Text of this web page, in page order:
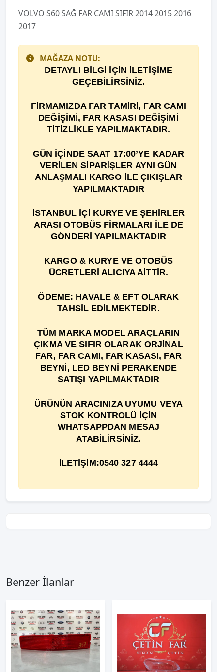
VOLVO S60 SAĞ FAR CAMI SIFIR 2014 2015 2016
2017
MAĞAZA NOTU:
DETAYLI BİLGİ İÇİN İLETİŞİME
GEÇEBİLİRSİNİZ.
FİRMAMIZDA FAR TAMİRİ, FAR CAMI
DEĞİŞİMİ, FAR KASASI DEĞİŞİMİ
TİTİZLİKLE YAPILMAKTADIR.
GÜN İÇİNDE SAAT 17:00’YE KADAR
VERİLEN SİPARİŞLER AYNI GÜN
ANLAŞMALI KARGO İLE ÇIKIŞLAR
YAPILMAKTADIR
İSTANBUL İÇİ KURYE VE ŞEHİRLER
ARASI OTOBÜS FİRMALARI İLE DE
GÖNDERİ YAPILMAKTADIR
KARGO & KURYE VE OTOBÜS
ÜCRETLERİ ALICIYA AİTTİR.
ÖDEME: HAVALE & EFT OLARAK
TAHSİL EDİLMEKTEDİR.
TÜM MARKA MODEL ARAÇLARIN
ÇIKMA VE SIFIR OLARAK ORJİNAL
FAR, FAR CAMI, FAR KASASI, FAR
BEYNİ, LED BEYNİ PERAKENDE
SATIŞI YAPILMAKTADIR
ÜRÜNÜN ARACINIZA UYUMU VEYA
STOK KONTROLÜ İÇİN
WHATSAPPDAN MESAJ
ATABİLİRSİNİZ.
İLETİŞİM:0540 327 4444
Benzer İlanlar